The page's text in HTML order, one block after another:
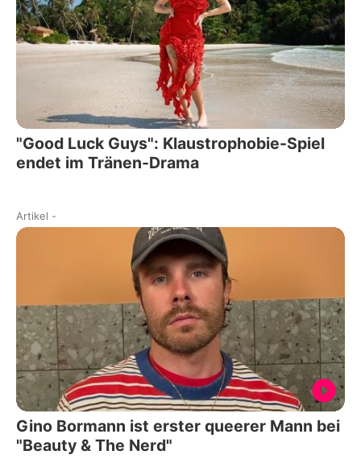
"Good Luck Guys": Klaustrophobie-Spiel
endet im Tränen-Drama
Artikel -
Gino Bormann ist erster queerer Mann bei
"Beauty & The Nerd"